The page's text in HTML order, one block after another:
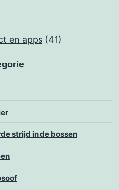
en apps (41)
strijd in de bossen